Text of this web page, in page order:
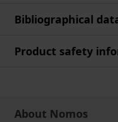
Bibliographical
Product safety
About Nomos